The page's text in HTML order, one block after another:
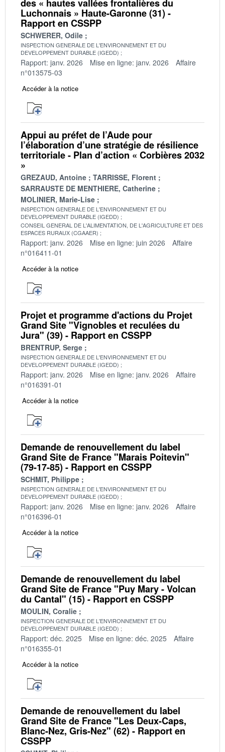
des « hautes vallées frontalières du
Luchonnais » Haute-Garonne (31) -
Rapport en CSSPP
SCHWERER, Odile
INSPECTION GENERALE DE L'ENVIRONNEMENT ET DU
DEVELOPPEMENT DURABLE (IGEDD)
Rapport: janv. 2026 Mise en ligne: janv. 2026
Affaire
n°013575-03
Accéder à la notice
Appui au préfet de l’Aude pour
l’élaboration d’une stratégie de résilience
territoriale - Plan d’action « Corbières 2032
»
GREZAUD, Antoine
TARRISSE, Florent
SARRAUSTE DE MENTHIERE, Catherine
MOLINIER, Marie-Lise
INSPECTION GENERALE DE L'ENVIRONNEMENT ET DU
DEVELOPPEMENT DURABLE (IGEDD)
CONSEIL GENERAL DE L'ALIMENTATION, DE L'AGRICULTURE ET DES
ESPACES RURAUX (CGAAER)
Rapport: janv. 2026 Mise en ligne: juin 2026
Affaire
n°016411-01
Accéder à la notice
Projet et programme d'actions du Projet
Grand Site "Vignobles et reculées du
Jura" (39) - Rapport en CSSPP
BRENTRUP, Serge
INSPECTION GENERALE DE L'ENVIRONNEMENT ET DU
DEVELOPPEMENT DURABLE (IGEDD)
Rapport: janv. 2026 Mise en ligne: janv. 2026
Affaire
n°016391-01
Accéder à la notice
Demande de renouvellement du label
Grand Site de France "Marais Poitevin"
(79-17-85) - Rapport en CSSPP
SCHMIT, Philippe
INSPECTION GENERALE DE L'ENVIRONNEMENT ET DU
DEVELOPPEMENT DURABLE (IGEDD)
Rapport: janv. 2026 Mise en ligne: janv. 2026
Affaire
n°016396-01
Accéder à la notice
Demande de renouvellement du label
Grand Site de France "Puy Mary - Volcan
du Cantal" (15) - Rapport en CSSPP
MOULIN, Coralie
INSPECTION GENERALE DE L'ENVIRONNEMENT ET DU
DEVELOPPEMENT DURABLE (IGEDD)
Rapport: déc. 2025 Mise en ligne: déc. 2025
Affaire
n°016355-01
Accéder à la notice
Demande de renouvellement du label
Grand Site de France "Les Deux-Caps,
Blanc-Nez, Gris-Nez" (62) - Rapport en
CSSPP